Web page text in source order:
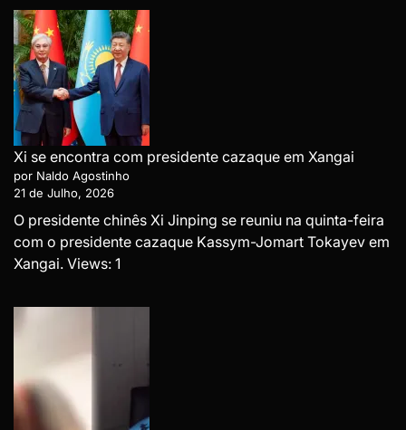
Xi se encontra com presidente cazaque em Xangai
por Naldo Agostinho
21 de Julho, 2026
O presidente chinês Xi Jinping se reuniu na quinta-feira
com o presidente cazaque Kassym-Jomart Tokayev em
Xangai. Views: 1